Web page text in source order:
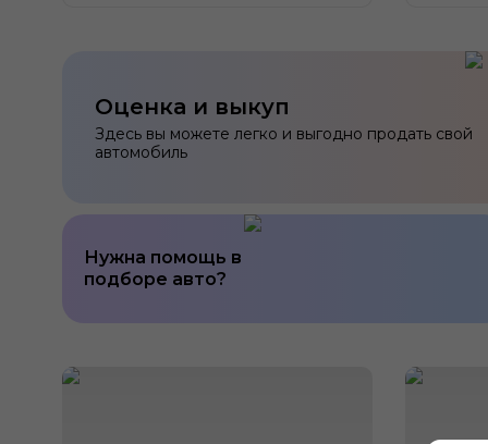
Оценка и выкуп
Здесь вы можете легко и выгодно продать свой
автомобиль
Нужна помощь в
подборе авто?